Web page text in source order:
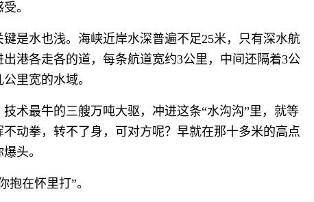
。
是水也浅。海峡近岸水深普遍不足25米，只有深水航
港各走各的道，每条航道宽约3公里，中间还隔着3公
里宽的水域。
术最牛的三艘万吨大驱，冲进这条“水沟沟”里，就等
动拳，转不了身，可对方呢？早就在那十多米的高点
头。
在怀里打”。